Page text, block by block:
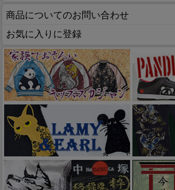
商品についてのお問い合わせ
お気に入りに登録